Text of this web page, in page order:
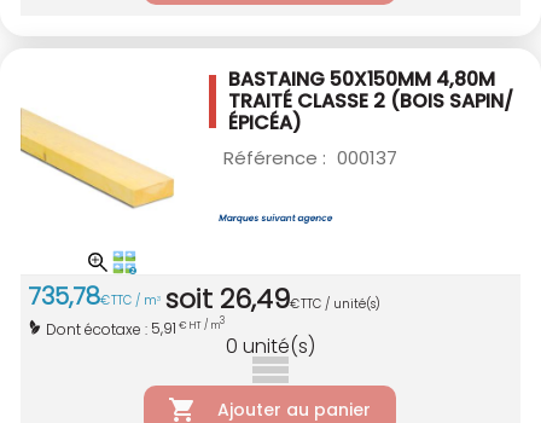
BASTAING 50X150MM 4,80M
TRAITÉ CLASSE 2 (BOIS SAPIN/
ÉPICÉA)
Référence : 000137
735,78€TTC / m3 soit 26,49€TTC / unité(s)
Dont écotaxe : 5,91 € HT / m3
0 unité(s)
Ajouter au panier